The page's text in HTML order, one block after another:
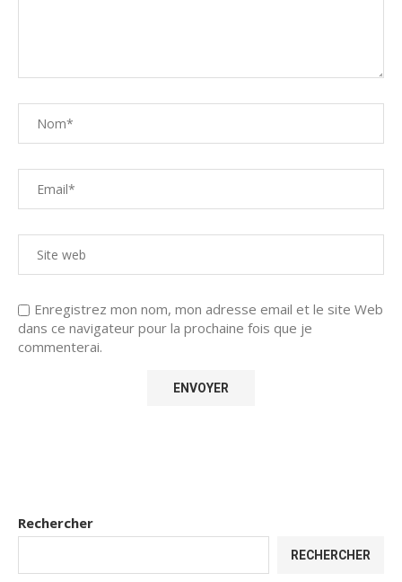
Enregistrez mon nom, mon adresse email et le site Web
dans ce navigateur pour la prochaine fois que je
commenterai.
Rechercher
RECHERCHER